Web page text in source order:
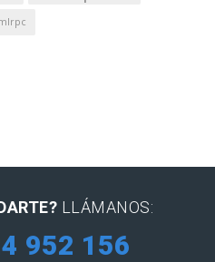
LLÁMANOS:
952 156